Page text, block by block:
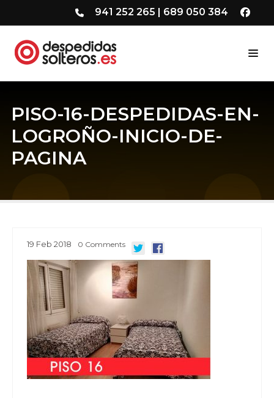
941 252 265 | 689 050 384
PISO-16-DESPEDIDAS-EN-
LOGROÑO-INICIO-DE-
PAGINA
19 Feb 2018 0 Comments